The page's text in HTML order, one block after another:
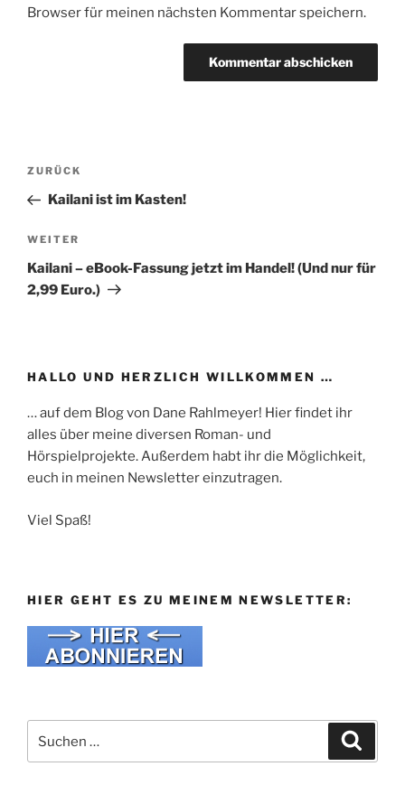
Browser für meinen nächsten Kommentar speichern.
Beitragsnavigation
Vorheriger
Beitrag
ZURÜCK
Kailani ist im Kasten!
Nächster
Beitrag
WEITER
Kailani – eBook-Fassung jetzt im Handel! (Und nur für
2,99 Euro.)
HALLO UND HERZLICH WILLKOMMEN …
… auf dem Blog von Dane Rahlmeyer! Hier findet ihr
alles über meine diversen Roman- und
Hörspielprojekte. Außerdem habt ihr die Möglichkeit,
euch in meinen Newsletter einzutragen.
Viel Spaß!
HIER GEHT ES ZU MEINEM NEWSLETTER:
nach: